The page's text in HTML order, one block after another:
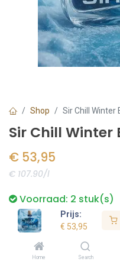
Prijs:
€ 53,95
Home Search
Shop Sir Chill Winter
Sir Chill Winter
€ 53,95
€ 107.90/l
Voorraad: 2 stuk(s)